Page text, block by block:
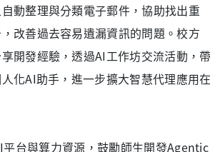
動整理與分類電子郵件，協助找出重
改善過去容易遺漏資訊的問題。校方
開發經驗，透過AI工作坊交流活動，帶
化AI助手，進一步擴大智慧代理應用在